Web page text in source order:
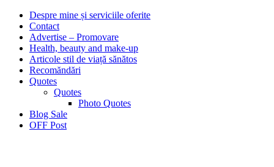
Despre mine și serviciile oferite
Contact
Advertise – Promovare
Health, beauty and make-up
Articole stil de viață sănătos
Recomăndări
Quotes
Quotes
Photo Quotes
Blog Sale
OFF Post